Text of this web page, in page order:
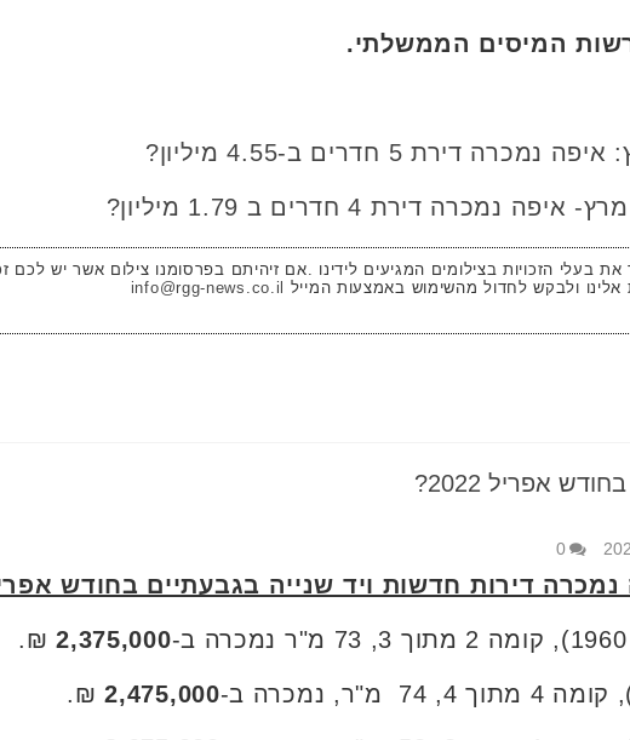
המיסים הממשלתי.
5 חדרים ב-4.55 מיליון?
דירת 4 חדרים ב 1.79 מיליון?
את בעלי הזכויות בצילומים המגיעים לידינו .אם זיהיתם בפרסומנו צילום אשר יש לכם
אלינו ולבקש לחדול מהשימוש באמצעות המייל info@rgg-news.co.il
אפריל 2022?
0
דירות חדשות ויד שנייה בגבעתיים בחודש אפריל
2,375,000
₪.
2,475,000
₪.